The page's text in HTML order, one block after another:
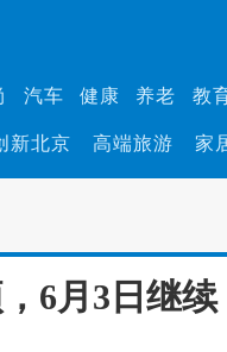
汽车 健康 养老 教
新北京 高端旅游 家
6月3日继续